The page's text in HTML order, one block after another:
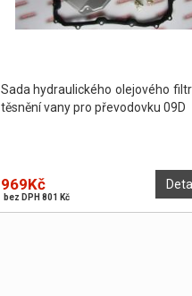
Sada hydraulického olejového
těsnění vany pro převodovku 09D
969Kč
bez DPH 801 Kč